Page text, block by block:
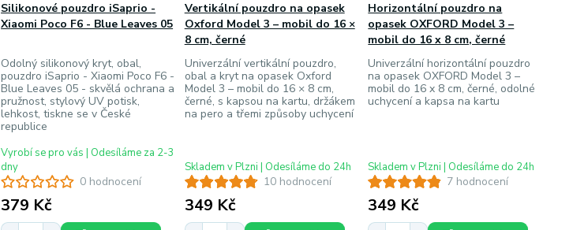
0 hodnocení
Silikonové pouzdro iSaprio -
Xiaomi Poco F6 - Blue Leaves 05
Odolný silikonový kryt, obal,
pouzdro iSaprio - Xiaomi Poco F6 -
Blue Leaves 05 - skvělá ochrana a
pružnost, stylový UV potisk,
lehkost, tiskne se v České
republice
379 Kč
Vyrobí se pro vás | Odesíláme za 2-3
dny
10 hodnocení
Vertikální pouzdro na opasek
Oxford Model 3 – mobil do 16 ×
8 cm, černé
Univerzální vertikální pouzdro,
obal a kryt na opasek Oxford
Model 3 – mobil do 16 × 8 cm,
černé, s kapsou na kartu, držákem
na pero a třemi způsoby uchycení
349 Kč
Skladem v Plzni | Odesíláme do 24h
7 hodnocení
Horizontální pouzdro na
opasek OXFORD Model 3 –
mobil do 16 x 8 cm, černé
Univerzální horizontální pouzdro
na opasek OXFORD Model 3 –
mobil do 16 x 8 cm, černé, odolné
uchycení a kapsa na kartu
349 Kč
Skladem v Plzni | Odesíláme do 24h